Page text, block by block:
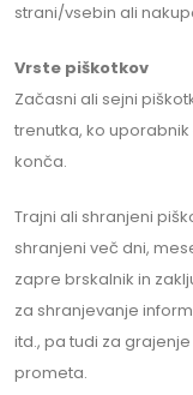
strani/vsebin ali
Vrste piškotkov
Začasni ali sejni
trenutka, ko
konča.
Trajni ali shranjeni
shranjeni več dni,
zapre brskalnik in
za shranjevanje
itd., pa tudi za
prometa.